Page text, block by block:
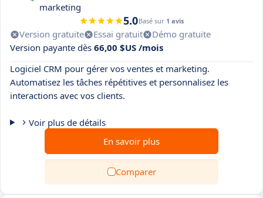
marketing
5.0Basé sur 1 avis
Version gratuite Essai gratuit
Démo gratuite
Version payante dès 66,00 $US /mois
Logiciel CRM pour gérer vos ventes et marketing.
Automatisez les tâches répétitives et personnalisez les
interactions avec vos clients.
Voir plus de détails
En savoir plus
Comparer